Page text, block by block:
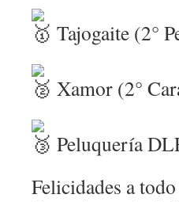
Tajogaite (2°
Xamor (2°
Peluquería
Felicidades a